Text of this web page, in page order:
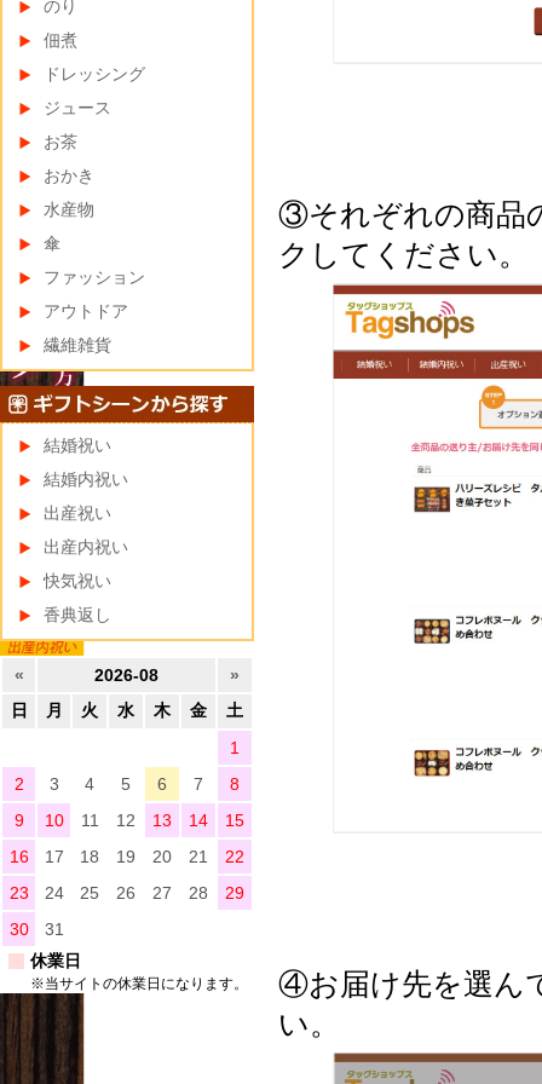
③それぞれの商品
クしてください。
④お届け先を選ん
い。
のり
佃煮
ドレッシング
ジュース
お茶
おかき
水産物
傘
ファッション
アウトドア
繊維雑貨
結婚祝い
結婚内祝い
出産祝い
出産内祝い
快気祝い
香典返し
« 2026-08
»
日
月 火 水 木 金
土
1
2
3 4 5 6 7
8
9
10 11 12 13 14
15
16
17 18 19 20 21
22
23
24 25 26 27 28
29
30
31
休業日
※当サイトの休業日になります。